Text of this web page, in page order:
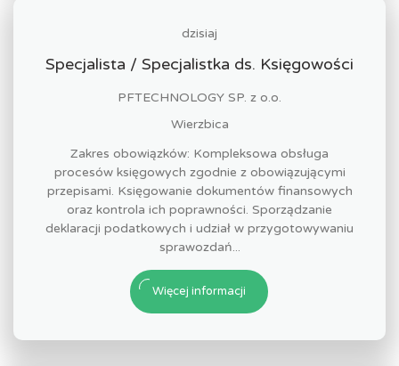
dzisiaj
Specjalista / Specjalistka ds. Księgowości
PFTECHNOLOGY SP. z o.o.
Wierzbica
Zakres obowiązków: Kompleksowa obsługa
procesów księgowych zgodnie z obowiązującymi
przepisami. Księgowanie dokumentów finansowych
oraz kontrola ich poprawności. Sporządzanie
deklaracji podatkowych i udział w przygotowywaniu
sprawozdań...
Więcej informacji